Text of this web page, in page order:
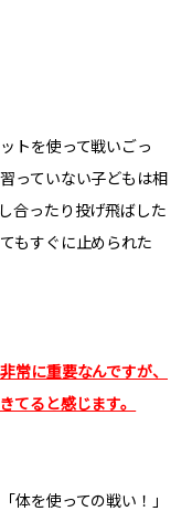
トを使って戦いごっ
っていない子どもは相
合ったり投げ飛ばした
もすぐに止められた
常に重要なんですが、
てると感じます。
体を使っての戦い！」